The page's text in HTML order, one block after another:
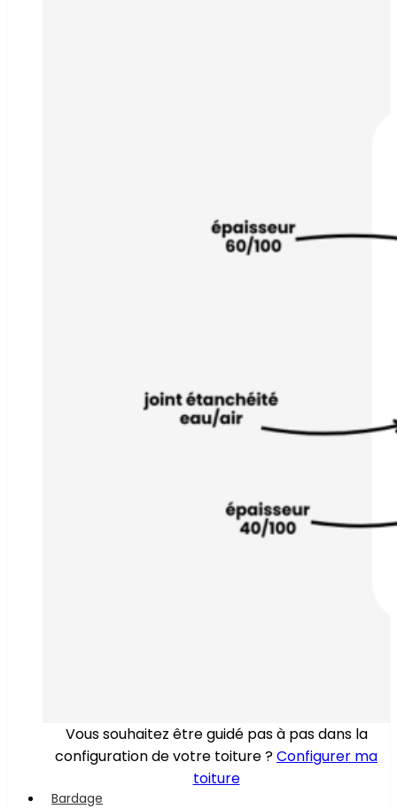
Vous souhaitez être guidé pas à pas dans la
configuration de votre toiture ?Configurer ma
toiture
Bardage